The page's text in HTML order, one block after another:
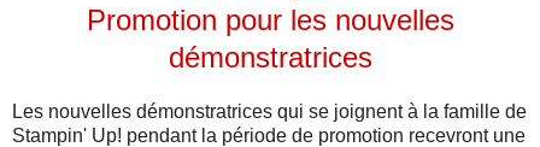
Promotion pour les nouvelles
démonstratrices
Les nouvelles démonstratrices qui se joignent à la famille de
Stampin' Up! pendant la période de promotion recevront une